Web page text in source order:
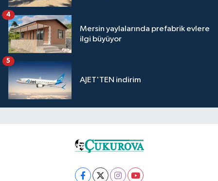
Mersin yaylalarında prefabrik evlere
ilgi büyüyor
4
AJET'TEN indirim
5